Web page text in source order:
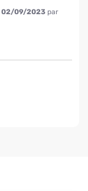
02/09/2023 par